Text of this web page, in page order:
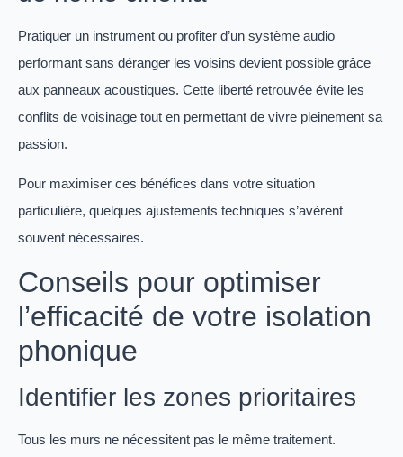
Pratiquer un instrument ou profiter d’un système audio
performant sans déranger les voisins devient possible grâce
aux panneaux acoustiques. Cette liberté retrouvée évite les
conflits de voisinage tout en permettant de vivre pleinement sa
passion.
Pour maximiser ces bénéfices dans votre situation
particulière, quelques ajustements techniques s’avèrent
souvent nécessaires.
Conseils pour optimiser
l’efficacité de votre isolation
phonique
Identifier les zones prioritaires
Tous les murs ne nécessitent pas le même traitement.